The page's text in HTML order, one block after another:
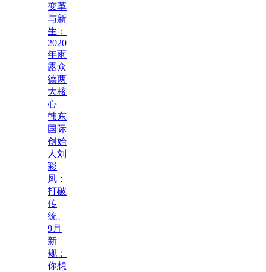
变革
与新
生：
2020
年雨
露众
德两
大核
心
韩东
国际
创始
人刘
彩
凤：
打破
传
统、
9月
新
规：
你想